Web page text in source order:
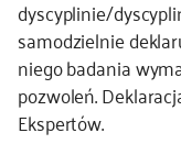
dyscyplinie/
samodzielnie
niego badania
pozwoleń.
Ekspertów.